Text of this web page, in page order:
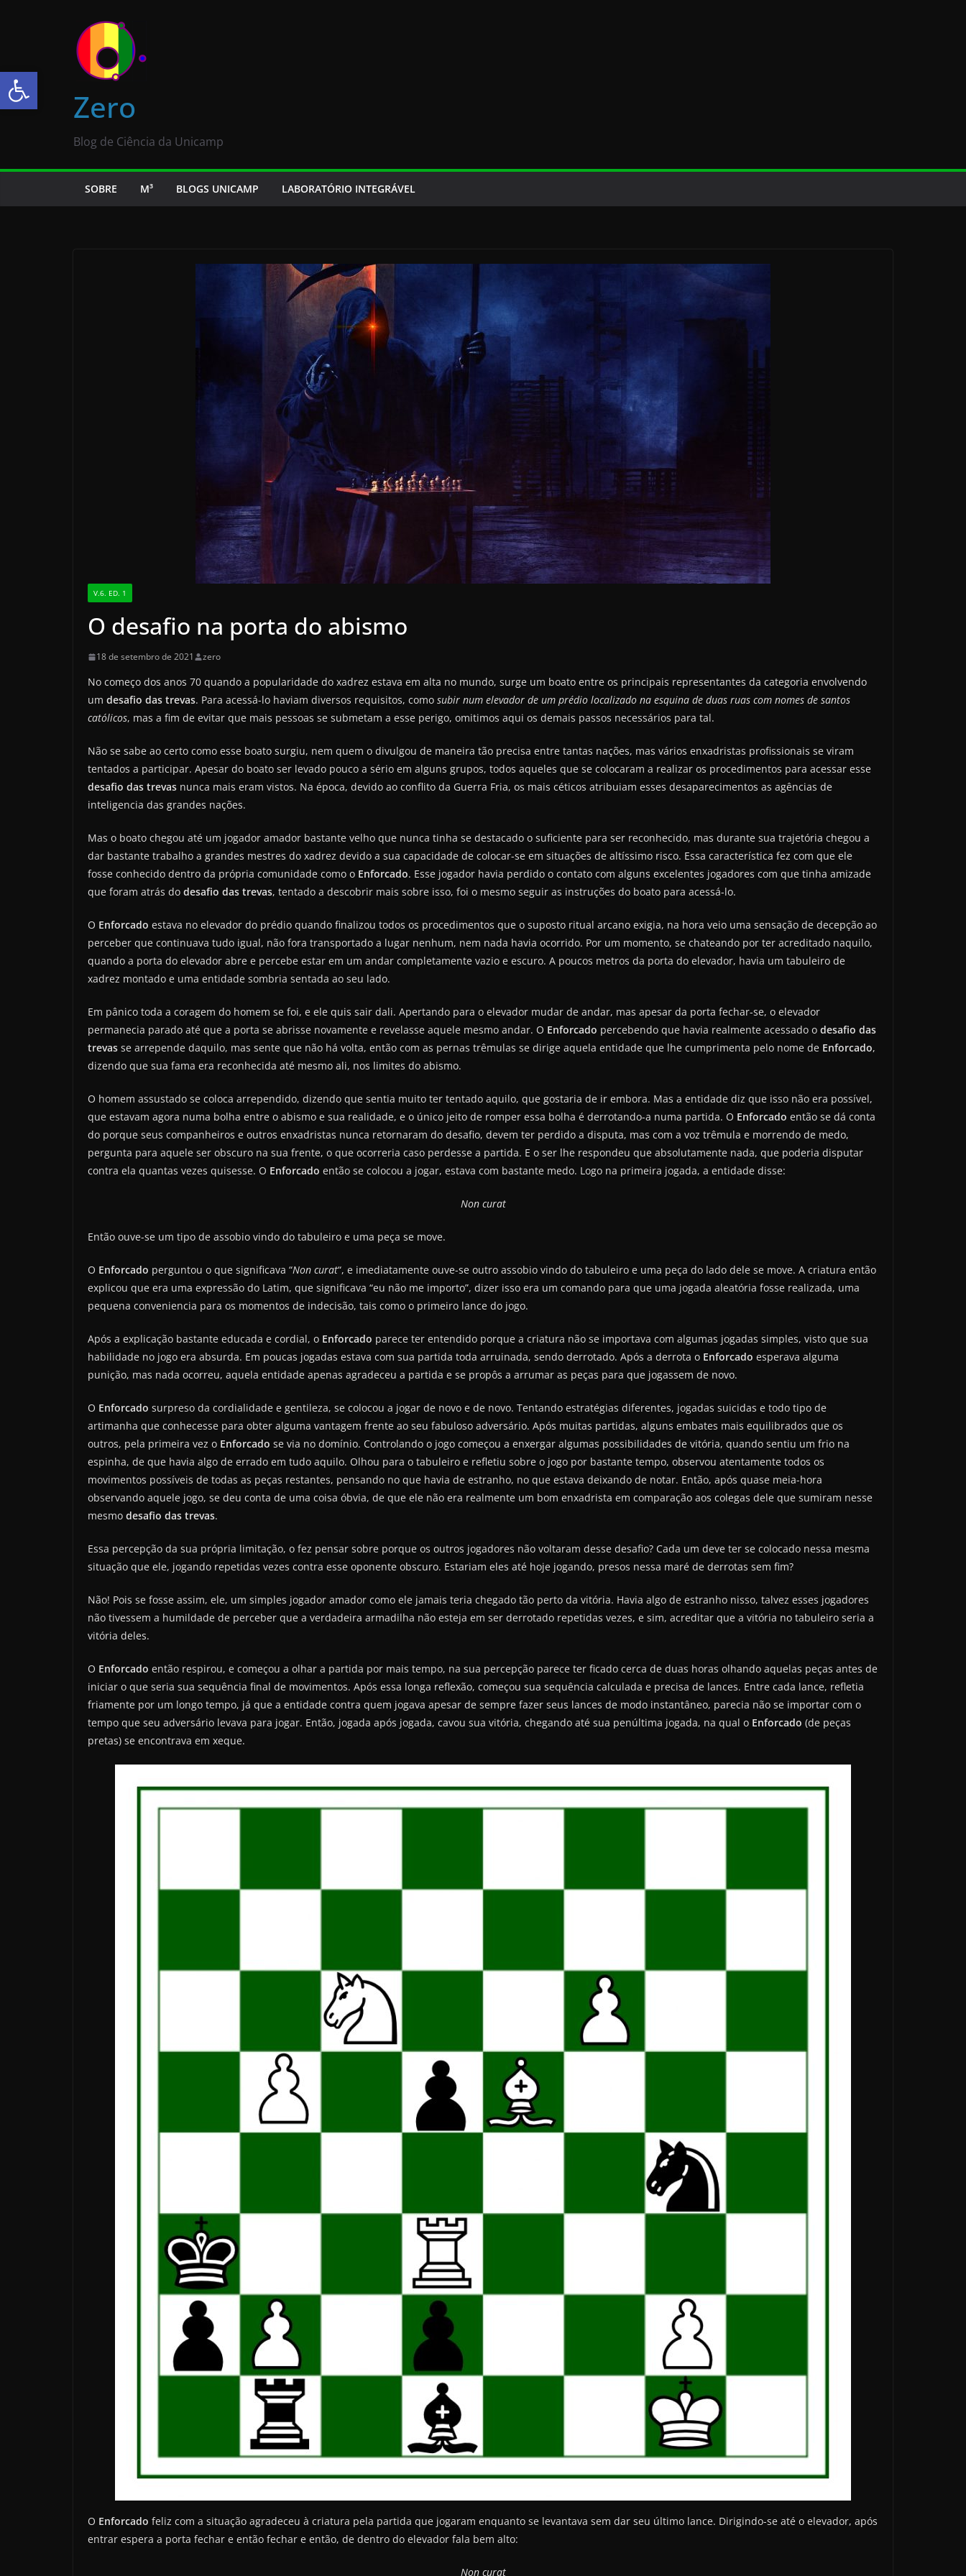
Abrir a barra de ferramentas
Zero
Blog de Ciência da Unicamp
SOBRE M³ BLOGS UNICAMP LABORATÓRIO INTEGRÁVEL
V.6. ED. 1
O desafio na porta do abismo
18 de setembro de 2021 zero
No começo dos anos 70 quando a popularidade do xadrez estava em alta no mundo, surge um boato entre os principais representantes da categoria envolvendo
um desafio das trevas. Para acessá-lo haviam diversos requisitos, como subir num elevador de um prédio localizado na esquina de duas ruas com nomes de santos
católicos, mas a fim de evitar que mais pessoas se submetam a esse perigo, omitimos aqui os demais passos necessários para tal.
Não se sabe ao certo como esse boato surgiu, nem quem o divulgou de maneira tão precisa entre tantas nações, mas vários enxadristas profissionais se viram
tentados a participar. Apesar do boato ser levado pouco a sério em alguns grupos, todos aqueles que se colocaram a realizar os procedimentos para acessar esse
desafio das trevas nunca mais eram vistos. Na época, devido ao conflito da Guerra Fria, os mais céticos atribuiam esses desaparecimentos as agências de
inteligencia das grandes nações.
Mas o boato chegou até um jogador amador bastante velho que nunca tinha se destacado o suficiente para ser reconhecido, mas durante sua trajetória chegou a
dar bastante trabalho a grandes mestres do xadrez devido a sua capacidade de colocar-se em situações de altíssimo risco. Essa característica fez com que ele
fosse conhecido dentro da própria comunidade como o Enforcado. Esse jogador havia perdido o contato com alguns excelentes jogadores com que tinha amizade
que foram atrás do desafio das trevas, tentado a descobrir mais sobre isso, foi o mesmo seguir as instruções do boato para acessá-lo.
O Enforcado estava no elevador do prédio quando finalizou todos os procedimentos que o suposto ritual arcano exigia, na hora veio uma sensação de decepção ao
perceber que continuava tudo igual, não fora transportado a lugar nenhum, nem nada havia ocorrido. Por um momento, se chateando por ter acreditado naquilo,
quando a porta do elevador abre e percebe estar em um andar completamente vazio e escuro. A poucos metros da porta do elevador, havia um tabuleiro de
xadrez montado e uma entidade sombria sentada ao seu lado.
Em pânico toda a coragem do homem se foi, e ele quis sair dali. Apertando para o elevador mudar de andar, mas apesar da porta fechar-se, o elevador
permanecia parado até que a porta se abrisse novamente e revelasse aquele mesmo andar. O Enforcado percebendo que havia realmente acessado o desafio das
trevas se arrepende daquilo, mas sente que não há volta, então com as pernas trêmulas se dirige aquela entidade que lhe cumprimenta pelo nome de Enforcado,
dizendo que sua fama era reconhecida até mesmo ali, nos limites do abismo.
O homem assustado se coloca arrependido, dizendo que sentia muito ter tentado aquilo, que gostaria de ir embora. Mas a entidade diz que isso não era possível,
que estavam agora numa bolha entre o abismo e sua realidade, e o único jeito de romper essa bolha é derrotando-a numa partida. O Enforcado então se dá conta
do porque seus companheiros e outros enxadristas nunca retornaram do desafio, devem ter perdido a disputa, mas com a voz trêmula e morrendo de medo,
pergunta para aquele ser obscuro na sua frente, o que ocorreria caso perdesse a partida. E o ser lhe respondeu que absolutamente nada, que poderia disputar
contra ela quantas vezes quisesse. O Enforcado então se colocou a jogar, estava com bastante medo. Logo na primeira jogada, a entidade disse:
Non curat
Então ouve-se um tipo de assobio vindo do tabuleiro e uma peça se move.
O Enforcado perguntou o que significava “Non curat“, e imediatamente ouve-se outro assobio vindo do tabuleiro e uma peça do lado dele se move. A criatura então
explicou que era uma expressão do Latim, que significava “eu não me importo”, dizer isso era um comando para que uma jogada aleatória fosse realizada, uma
pequena conveniencia para os momentos de indecisão, tais como o primeiro lance do jogo.
Após a explicação bastante educada e cordial, o Enforcado parece ter entendido porque a criatura não se importava com algumas jogadas simples, visto que sua
habilidade no jogo era absurda. Em poucas jogadas estava com sua partida toda arruinada, sendo derrotado. Após a derrota o Enforcado esperava alguma
punição, mas nada ocorreu, aquela entidade apenas agradeceu a partida e se propôs a arrumar as peças para que jogassem de novo.
O Enforcado surpreso da cordialidade e gentileza, se colocou a jogar de novo e de novo. Tentando estratégias diferentes, jogadas suicidas e todo tipo de
artimanha que conhecesse para obter alguma vantagem frente ao seu fabuloso adversário. Após muitas partidas, alguns embates mais equilibrados que os
outros, pela primeira vez o Enforcado se via no domínio. Controlando o jogo começou a enxergar algumas possibilidades de vitória, quando sentiu um frio na
espinha, de que havia algo de errado em tudo aquilo. Olhou para o tabuleiro e refletiu sobre o jogo por bastante tempo, observou atentamente todos os
movimentos possíveis de todas as peças restantes, pensando no que havia de estranho, no que estava deixando de notar. Então, após quase meia-hora
observando aquele jogo, se deu conta de uma coisa óbvia, de que ele não era realmente um bom enxadrista em comparação aos colegas dele que sumiram nesse
mesmo desafio das trevas.
Essa percepção da sua própria limitação, o fez pensar sobre porque os outros jogadores não voltaram desse desafio? Cada um deve ter se colocado nessa mesma
situação que ele, jogando repetidas vezes contra esse oponente obscuro. Estariam eles até hoje jogando, presos nessa maré de derrotas sem fim?
Não! Pois se fosse assim, ele, um simples jogador amador como ele jamais teria chegado tão perto da vitória. Havia algo de estranho nisso, talvez esses jogadores
não tivessem a humildade de perceber que a verdadeira armadilha não esteja em ser derrotado repetidas vezes, e sim, acreditar que a vitória no tabuleiro seria a
vitória deles.
O Enforcado então respirou, e começou a olhar a partida por mais tempo, na sua percepção parece ter ficado cerca de duas horas olhando aquelas peças antes de
iniciar o que seria sua sequência final de movimentos. Após essa longa reflexão, começou sua sequência calculada e precisa de lances. Entre cada lance, refletia
friamente por um longo tempo, já que a entidade contra quem jogava apesar de sempre fazer seus lances de modo instantâneo, parecia não se importar com o
tempo que seu adversário levava para jogar. Então, jogada após jogada, cavou sua vitória, chegando até sua penúltima jogada, na qual o Enforcado (de peças
pretas) se encontrava em xeque.
O Enforcado feliz com a situação agradeceu à criatura pela partida que jogaram enquanto se levantava sem dar seu último lance. Dirigindo-se até o elevador, após
entrar espera a porta fechar e então fechar e então, de dentro do elevador fala bem alto:
Non curat